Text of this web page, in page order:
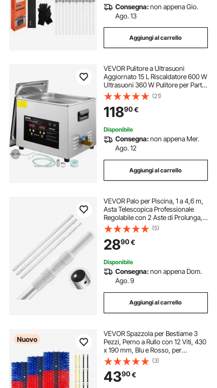
Consegna:non appena Gio.
Ago. 13
Aggiungi al carrello
VEVOR Pulitore a Ultrasuoni
Aggiornato 15 L Riscaldatore 600 W
Ultrasuoni 360 W Pulitore per Parti
a Ultrasuoni da Laboratorio Digitale
con Temporizzatore per Pulizia di
Strumenti Dentali in Vetro
(21)
11890€
Disponibile
Consegna:non appena Mer.
Ago. 12
Aggiungi al carrello
VEVOR Palo per Piscina, 1 a 4,6 m,
Asta Telescopica Professionale
Regolabile con 2 Aste di Prolunga,
Asta di Pulizia per Spazzola, Testa
di Aspirazione, per la Pulizia delle
Piscine
(5)
2890€
Disponibile
Consegna:non appena Dom.
Ago. 9
Aggiungi al carrello
Nuovo
VEVOR Spazzola per Bestiame 3
Pezzi, Perno a Rullo con 12 Viti, 430
x 190 mm, Blu e Rosso, per
Alleviamento Prurito alla Schiena
Massaggio e Toelettatura di Asini
Cavalli Bovini Vitelli Ovini e Suini
(3)
4390€